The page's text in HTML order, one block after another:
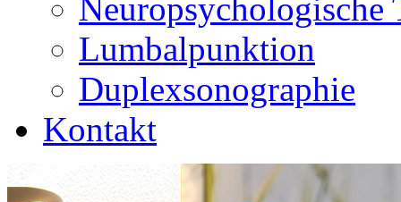
Neuropsychologische
Lumbalpunktion
Duplexsonographie
Kontakt